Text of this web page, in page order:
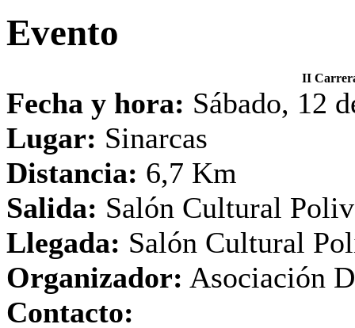
Evento
II
Fecha y hora: Sábado, 12
Lugar: Sinarcas
Distancia: 6,7 Km
Salida: Salón Cultural
Llegada: Salón Cultural
Organizador: Asociación
Contacto: